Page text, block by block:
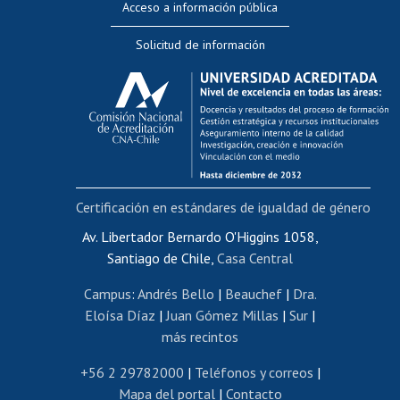
Evaluación docente
Calificación académica
Postulación al AUCAI
Funcionarias/os
Cursos internos de capacitación
Bienestar del personal
Portal de movilidad interna
Certificado de renta
Certificado de renta honorarios
Editar páginas blancas
Extranjeras/os
Revalidación y reconocimiento de títulos
Postulación al Programa de Movilidad Estudiantil
Acceso a información pública
Solicitud de información
Av. Libertador Bernardo O'Higgins 1058,
Santiago de Chile, Casa Central
Campus: Andrés Bello | Beauchef| Dra.
Eloísa Díaz | Juan Gómez Millas | Sur |
más recintos
+56 2 29782000 | Teléfonos y correos |
Mapa del portal| Contacto
Certificación en estándares de igualdad de género